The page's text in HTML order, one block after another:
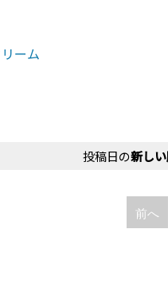
ーム
投稿日の新し
前へ